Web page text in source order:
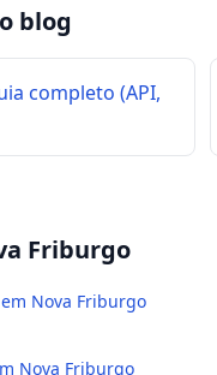
blog
completo (API,
Friburgo
Nova Friburgo
Nova Friburgo